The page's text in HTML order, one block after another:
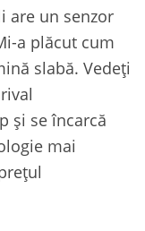
are un senzor
a plăcut cum
slabă. Vedeți
și se încarcă
mai